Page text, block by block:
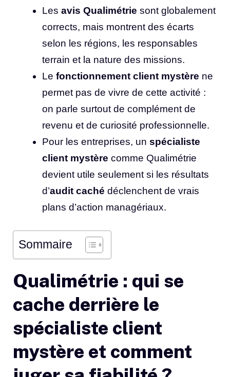
Les avis Qualimétrie sont globalement
corrects, mais montrent des écarts
selon les régions, les responsables
terrain et la nature des missions.
Le fonctionnement client mystère ne
permet pas de vivre de cette activité :
on parle surtout de complément de
revenu et de curiosité professionnelle.
Pour les entreprises, un spécialiste
client mystère comme Qualimétrie
devient utile seulement si les résultats
d’audit caché déclenchent de vrais
plans d’action managériaux.
Sommaire
Qualimétrie : qui se
cache derrière le
spécialiste client
mystère et comment